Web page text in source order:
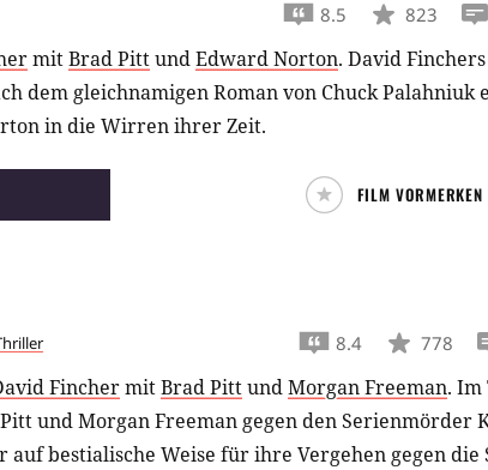
8.5 823
mitBrad PittundEdward Norton. David Finchers
dem gleichnamigen Roman von Chuck Palahniuk
in die Wirren ihrer Zeit.
FILM VORMERKEN
8.4 778
FinchermitBrad PittundMorgan Freeman. Im
und Morgan Freeman gegen den Serienmörder
auf bestialische Weise für ihre Vergehen gegen die